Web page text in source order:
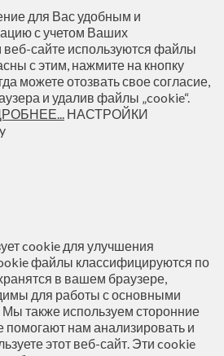
для Вас удобным и
с учетом Ваших
веб-сайте используются файлы
с этим, нажмите на кнопку
можете отозвать свое согласие,
и удалив файлы „cookie“.
НАСТРОЙКИ
cookie для улучшения
файлы классифицируются по
в вашем браузере,
для работы с основными
также используем сторонние
нам анализировать и
этот веб-сайт. Эти cookie